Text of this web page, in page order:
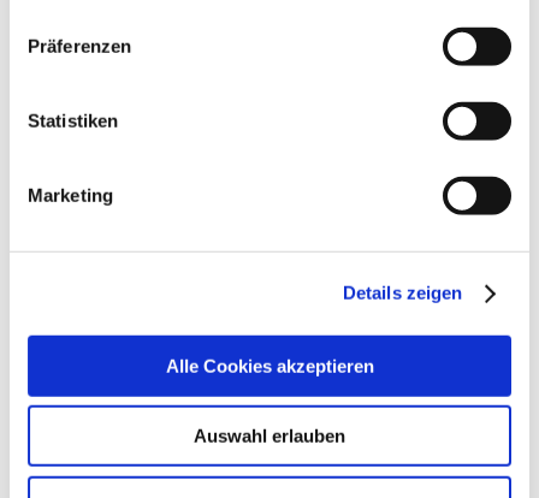
Präferenzen
Statistiken
Marketing
Details zeigen
Alle Cookies akzeptieren
Auswahl erlauben
Website:www.dla-marbach.de
Google Maps Route